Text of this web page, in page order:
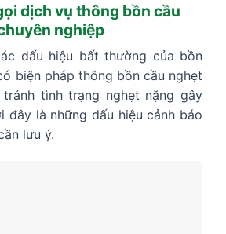
dịch vụ thông bồn cầu
nghiệp
dấu hiệu bất thường của bồn
biện pháp thông bồn cầu nghẹt
tình trạng nghẹt nặng gây
đây là những dấu hiệu cảnh báo
lưu ý.